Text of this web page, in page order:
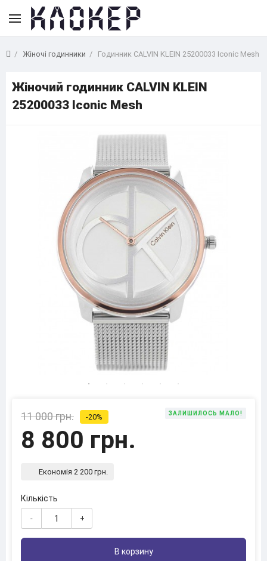
Жіночі годинники Годинник CALVIN KLEIN 25200033 Iconic Mesh
Жіночий годинник CALVIN KLEIN
25200033 Iconic Mesh
11 000 грн. -20%
8 800 грн.
ЗАЛИШИЛОСЬ МАЛО!
Економія 2 200 грн.
Кількість
- +
В корзину